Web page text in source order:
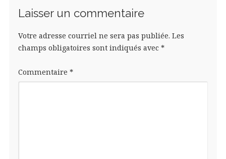
Laisser un commentaire
Votre adresse courriel ne sera pas publiée. Les
champs obligatoires sont indiqués avec *
Commentaire *